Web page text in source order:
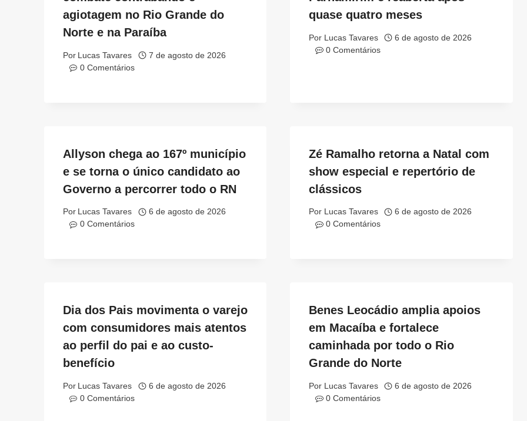
agiotagem no Rio Grande do
Norte e na Paraíba
Por Lucas Tavares
7 de agosto de 2026
0 Comentários
quase quatro meses
Por Lucas Tavares
6 de agosto de 2026
0 Comentários
Allyson chega ao 167º município
e se torna o único candidato ao
Governo a percorrer todo o RN
Por Lucas Tavares
6 de agosto de 2026
0 Comentários
Zé Ramalho retorna a Natal com
show especial e repertório de
clássicos
Por Lucas Tavares
6 de agosto de 2026
0 Comentários
Dia dos Pais movimenta o varejo
com consumidores mais atentos
ao perfil do pai e ao custo-
benefício
Por Lucas Tavares
6 de agosto de 2026
0 Comentários
Benes Leocádio amplia apoios
em Macaíba e fortalece
caminhada por todo o Rio
Grande do Norte
Por Lucas Tavares
6 de agosto de 2026
0 Comentários